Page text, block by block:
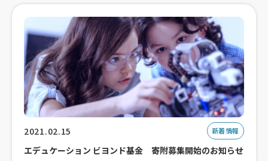
2021.02.15 新着情報
エデュケーション ビヨンド基金 寄附募集開始のお知らせ